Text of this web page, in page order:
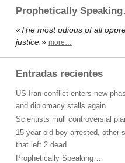
Prophetically
«The most odious of all
justice.» more…
Entradas recientes
US-Iran conflict enters new
and diplomacy stalls again
Scientists mull controversial
15-year-old boy arrested, other
that left 2 dead
Prophetically Speaking…